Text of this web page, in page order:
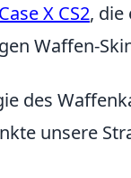
X CS2, die
Waffen-
des
unsere